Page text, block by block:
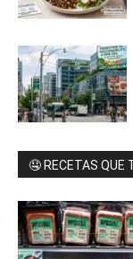
🤤 RECETAS QUE